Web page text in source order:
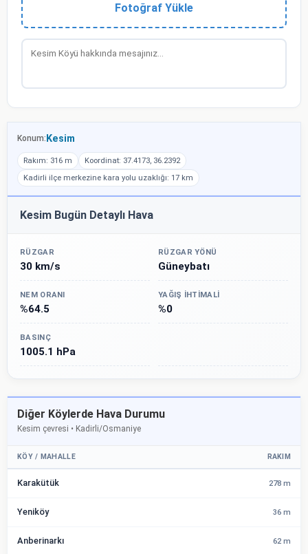
Fotoğraf Yükle
Konum: Kesim
Rakım: 316 m
Koordinat: 37.4173, 36.2392
Kadirli ilçe merkezine kara yolu uzaklığı: 17 km
Kesim Bugün Detaylı Hava
RÜZGAR
30 km/s
RÜZGAR YÖNÜ
Güneybatı
NEM ORANI
%64.5
YAĞIŞ İHTIMALI
%0
BASINÇ
1005.1 hPa
Diğer Köylerde Hava Durumu
Kesim çevresi • Kadirli/Osmaniye
KÖY / MAHALLE RAKIM
Karakütük 278 m
Yeniköy 36 m
Anberinarkı 62 m